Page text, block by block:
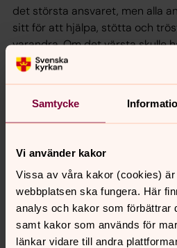
Samtycke
Vi använder kakor
Vissa av våra kakor (cookies) är
webbplatsen ska fungera. Här
analys och kakor som förbättrar
samt kakor som används för
länkar vidare till andra
det största ansvaret, men alla
sitt för att hjälpa, stötta och
varandra. Om det värsta skulle
församlingen sina resurser. Vi
Vid viktiga ärenden kontakta
helst på mail:
Senast ändrad 3 februari 2025
Synpunkter eller frågor
innehåll?